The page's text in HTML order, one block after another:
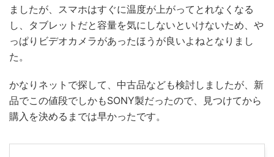
ましたが、スマホはすぐに温度が上がってとれなくなる
し、タブレットだと容量を気にしないといけないため、や
っぱりビデオカメラがあったほうが良いよねとなりまし
た。
かなりネットで探して、中古品なども検討しましたが、新
品でこの値段でしかもSONY製だったので、見つけてから
購入を決めるまでは早かったです。